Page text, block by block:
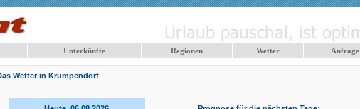
Unterkünfte Regionen Wetter Anfrage
Wetter in Krumpendorf